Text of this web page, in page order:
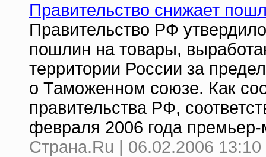
Правительство снижает
Правительство РФ
пошлин на товары,
территории России за
о Таможенном союзе. Как
правительства РФ,
февраля 2006 года
Страна.Ru | 06.02.2006 13:10